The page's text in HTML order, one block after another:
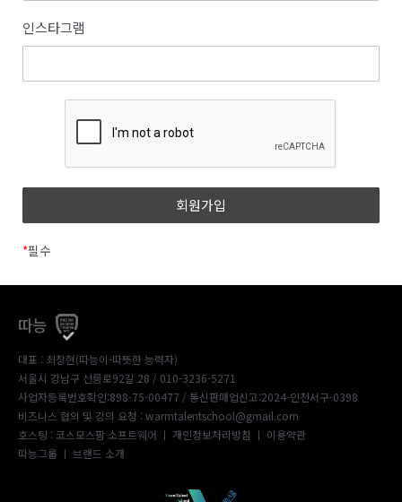
인스타그램
*필수
따능
대표 : 최창현(따능이-따뜻한 능력자)
서울시 강남구 선릉로92길 28 / 010-3236-5271
사업자등록번호확인:898-75-00477 / 통신판매업신고:2024-인천서구-0398
비즈니스 협의 및 강의 요청 : warmtalentschool@gmail.com
호스팅 : 코스모스팜 소프트웨어 ㅣ 개인정보처리방침 ㅣ 이용약관
따능그룹 ㅣ 브랜드 소개